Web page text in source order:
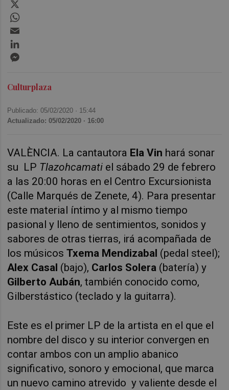
Culturplaza
Publicado: 05/02/2020 · 15:44
Actualizado: 05/02/2020 · 16:00
VALÈNCIA. La cantautora Ela Vin hará sonar
su LP Tlazohcamati el sábado 29 de febrero
a las 20:00 horas en el Centro Excursionista
(Calle Marqués de Zenete, 4). Para presentar
este material íntimo y al mismo tiempo
pasional y lleno de sentimientos, sonidos y
sabores de otras tierras, irá acompañada de
los músicosTxema Mendizabal (pedal steel);
Alex Casal (bajo), Carlos Solera (batería) y
Gilberto Aubán, también conocido como,
Gilberstástico (teclado y la guitarra).
Este es el primer LP de la artista en el que el
nombre del disco y su interior convergen en
contar ambos con un amplio abanico
significativo, sonoro y emocional, que marca
un nuevo camino atrevido y valiente desde el